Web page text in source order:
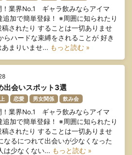
！業界No.1 ギャラ飲みならアイマ
追加で簡単登録！ ※周囲に知られたり
稿されたり することは一切ありませ
らハードな束縛をされることが 好き
あまりいませ... もっと読む »
出会いスポット3選
恋愛 男女関係 飲み会
！業界No.1 ギャラ飲みならアイマ
追加で簡単登録！ ※周囲に知られたり
稿されたり することは一切ありませ
なるにつれて出会いが少なくなった
は少なくない... もっと読む »